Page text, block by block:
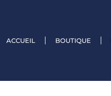
ACCUEIL BOUTIQUE